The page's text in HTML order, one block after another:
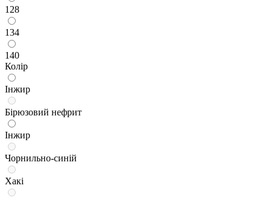
128
134
140
Колір
Інжир
Бірюзовий нефрит
Інжир
Чорнильно-синій
Хакі